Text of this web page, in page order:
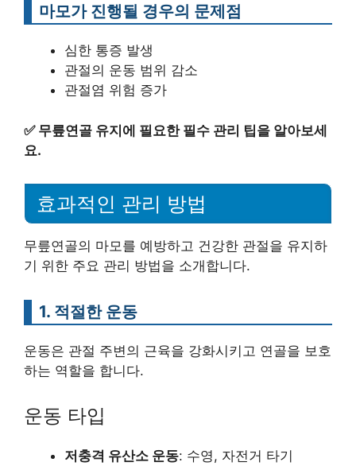
마모가 진행될 경우의 문제점
심한 통증 발생
관절의 운동 범위 감소
관절염 위험 증가
✅ 무릎연골 유지에 필요한 필수 관리 팁을 알아보세
요.
효과적인 관리 방법
무릎연골의 마모를 예방하고 건강한 관절을 유지하
기 위한 주요 관리 방법을 소개합니다.
1. 적절한 운동
운동은 관절 주변의 근육을 강화시키고 연골을 보호
하는 역할을 합니다.
운동 타입
저충격 유산소 운동: 수영, 자전거 타기